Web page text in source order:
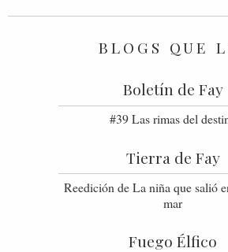
BLOGS QUE
Boletín de Fay
#39 Las rimas del
Tierra de Fay
Reedición de La niña que salió
mar
Fuego Élfico